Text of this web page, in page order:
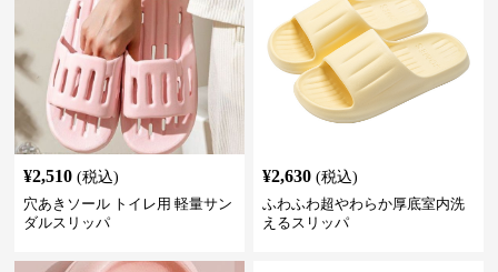
¥2,510 (税込)
穴あきソール トイレ用 軽量サン
ダルスリッパ
¥2,630 (税込)
ふわふわ超やわらか厚底室内洗
えるスリッパ